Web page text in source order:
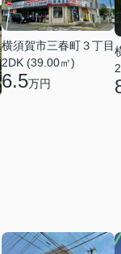
横須賀市三春町３丁目
2DK (39.00㎡)
6.5万円